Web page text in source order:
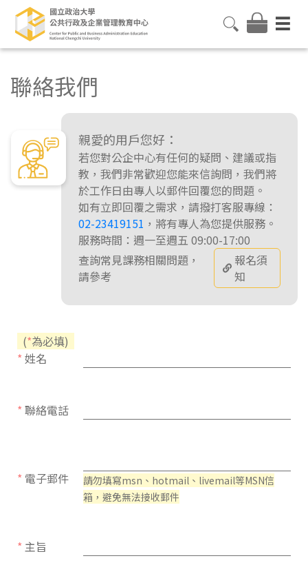
聯絡我們
親愛的用戶您好：
若您對公企中心有任何的疑問、建議或指
教，我們非常歡迎您能來信詢問，我們將
於工作日由專人以郵件回覆您的問題。
如有立即回覆之需求，請撥打客服專線：
02-23419151 ，將有專人為您提供服務。
服務時間：週一至週五 09:00-17:00
查詢常見課務相關問題，
請參考
報名須
知
(*為必填)
* 姓名
* 聯絡電話
* 電子郵件
請勿填寫msn、hotmail、livemail等MSN信
箱，避免無法接收郵件
* 主旨